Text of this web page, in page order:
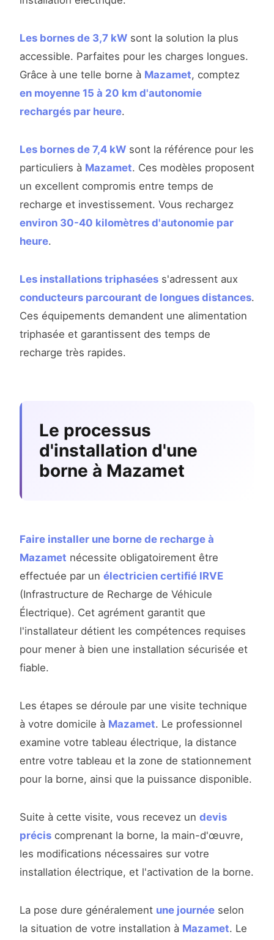
Les bornes de 3,7 kW sont la solution la plus
accessible. Parfaites pour les charges longues.
Grâce à une telle borne à Mazamet, comptez
en moyenne 15 à 20 km d'autonomie
rechargés par heure.
Les bornes de 7,4 kW sont la référence pour les
particuliers à Mazamet. Ces modèles proposent
un excellent compromis entre temps de
recharge et investissement. Vous rechargez
environ 30-40 kilomètres d'autonomie par
heure.
Les installations triphasées s'adressent aux
conducteurs parcourant de longues distances.
Ces équipements demandent une alimentation
triphasée et garantissent des temps de
recharge très rapides.
Le processus
d'installation d'une
borne à Mazamet
Faire installer une borne de recharge à
Mazamet nécessite obligatoirement être
effectuée par un électricien certifié IRVE
(Infrastructure de Recharge de Véhicule
Électrique). Cet agrément garantit que
l'installateur détient les compétences requises
pour mener à bien une installation sécurisée et
fiable.
Les étapes se déroule par une visite technique
à votre domicile à Mazamet. Le professionnel
examine votre tableau électrique, la distance
entre votre tableau et la zone de stationnement
pour la borne, ainsi que la puissance disponible.
Suite à cette visite, vous recevez un devis
précis comprenant la borne, la main-d'œuvre,
les modifications nécessaires sur votre
installation électrique, et l'activation de la borne.
La pose dure généralement une journée selon
la situation de votre installation à Mazamet. Le